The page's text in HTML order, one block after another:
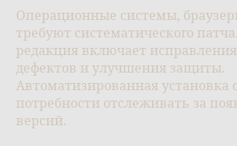
Операционные системы,
требуют систематического
редакция включает
дефектов и улучшения защиты.
Автоматизированная установка
потребности отслеживать за
версий.